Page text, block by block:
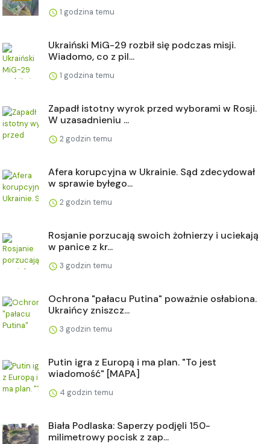
1 godzina temu
Ukraiński MiG-29 rozbił się podczas misji.
Wiadomo, co z pil...
1 godzina temu
Zapadł istotny wyrok przed wyborami w Rosji.
W uzasadnieniu ...
2 godzin temu
Afera korupcyjna w Ukrainie. Sąd zdecydował
w sprawie byłego...
2 godzin temu
Rosjanie porzucają swoich żołnierzy i uciekają
w panice z kr...
3 godzin temu
Ochrona "pałacu Putina" poważnie osłabiona.
Ukraińcy zniszcz...
3 godzin temu
Putin igra z Europą i ma plan. "To jest
wiadomość" [MAPA]
4 godzin temu
Biała Podlaska: Saperzy podjęli 150-
milimetrowy pocisk z zap...